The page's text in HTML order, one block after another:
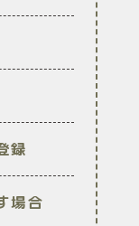
録
場合